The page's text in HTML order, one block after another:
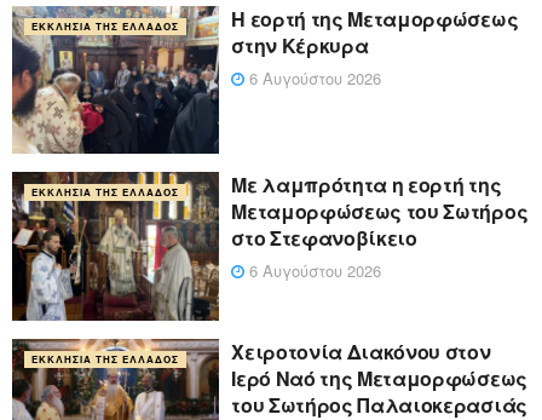
ΕΚΚΛΗΣΊΑ ΤΗΣ ΕΛΛΆΔΟΣ
Η εορτή της Μεταμορφώσεως
στην Κέρκυρα
6 Αυγούστου 2026
ΕΚΚΛΗΣΊΑ ΤΗΣ ΕΛΛΆΔΟΣ
Με λαμπρότητα η εορτή της
Μεταμορφώσεως του Σωτήρος
στο Στεφανοβίκειο
6 Αυγούστου 2026
ΕΚΚΛΗΣΊΑ ΤΗΣ ΕΛΛΆΔΟΣ
Χειροτονία Διακόνου στον
Ιερό Ναό της Μεταμορφώσεως
του Σωτήρος Παλαιοκερασιάς